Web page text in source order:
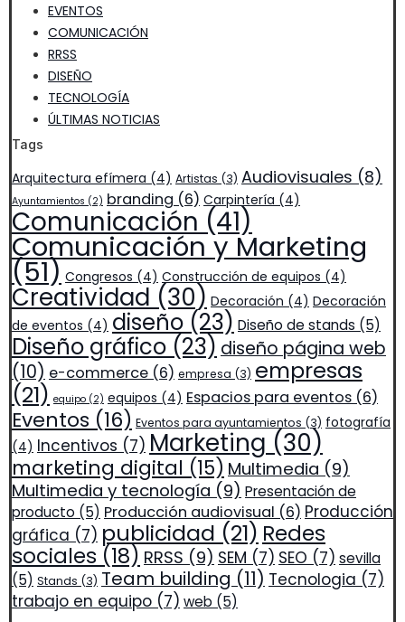
EVENTOS
COMUNICACIÓN
RRSS
DISEÑO
TECNOLOGÍA
ÚLTIMAS NOTICIAS
Tags
Arquitectura efímera (4) Artistas (3) Audiovisuales (8)
Ayuntamientos (2) branding (6) Carpintería (4)
Comunicación (41)
Comunicación y Marketing
(51) Congresos (4) Construcción de equipos (4)
Creatividad (30) Decoración (4) Decoración
de eventos (4) diseño (23) Diseño de stands (5)
Diseño gráfico (23) diseño página web
(10) e-commerce (6) empresa (3) empresas
(21) equipo (2) equipos (4) Espacios para eventos (6)
Eventos (16) Eventos para ayuntamientos (3) fotografía
(4) Incentivos (7) Marketing (30)
marketing digital (15) Multimedia (9)
Multimedia y tecnología (9) Presentación de
producto (5) Producción audiovisual (6) Producción
gráfica (7) publicidad (21) Redes
sociales (18) RRSS (9) SEM (7) SEO (7) sevilla
(5) Stands (3) Team building (11) Tecnologia (7)
trabajo en equipo (7) web (5)